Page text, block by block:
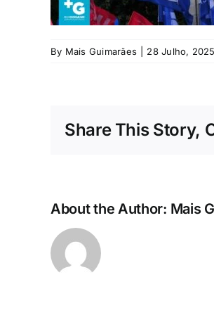
By Mais Guimarães 28 Julho, 2025
Share This Story,
About the Author: Mais